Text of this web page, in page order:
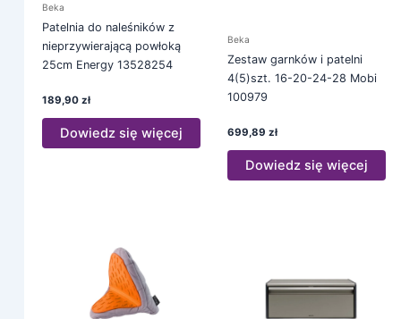
Beka
Patelnia do naleśników z
nieprzywierającą powłoką
25cm Energy 13528254
189,90 zł
Dowiedz się więcej
Beka
Zestaw garnków i patelni
4(5)szt. 16-20-24-28 Mobi
100979
699,89 zł
Dowiedz się więcej